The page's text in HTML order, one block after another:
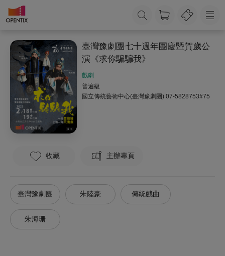
臺灣豫劇團七十週年團慶暨賀歲公
演《求你騙騙我》
戲劇
普遍級
國立傳統藝術中心(臺灣豫劇團) 07-5828753#75
收藏 主辦專頁
臺灣豫劇團 朱陸豪 傳統戲曲
朱海珊